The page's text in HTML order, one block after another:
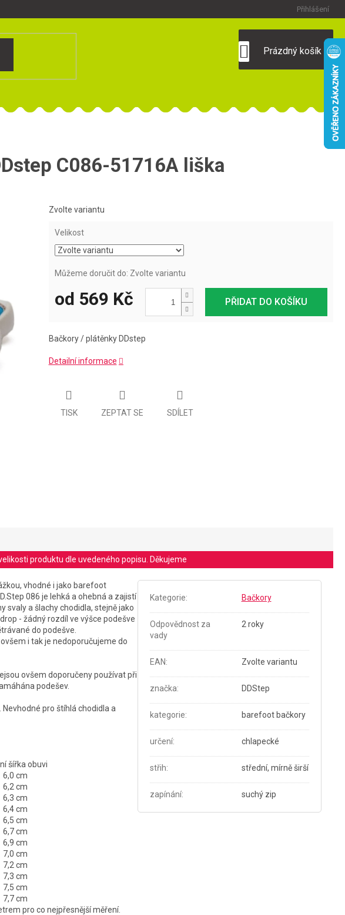
Přihlášení
KOŠÍK
Prázdný košík
C086-51716A liška
Zvolte variantu
Velikost
Můžeme doručit do: Zvolte variantu
PŘIDAT DO KOŠÍKU
od 569 Kč
Bačkory / plátěnky DDstep
Detailní informace
TISK ZEPTAT SE SDÍLET
produktu dle uvedeného popisu. Děkujeme
vhodné i jako barefoot
086 je lehká a ohebná a zajistí
svaly a šlachy chodidla, stejně jako
- žádný rozdíl ve výšce podešve
do podešve.
i tak je nedoporučujeme do
ovšem doporučeny používat při
podešev.
pro štíhlá chodidla a
obuvi
cm
cm
cm
cm
cm
cm
cm
cm
cm
cm
cm
cm
pro co nejpřesnější měření.
Kategorie: Bačkory
Odpovědnost za
vady
2 roky
EAN: Zvolte variantu
značka: DDStep
kategorie: barefoot bačkory
určení: chlapecké
střih: střední, mírně širší
zapínání: suchý zip